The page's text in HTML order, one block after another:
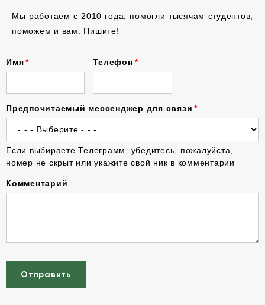
Мы работаем с 2010 года, помогли тысячам студентов,
поможем и вам. Пишите!
Имя Телефон
Предпочитаемый мессенджер для связи
Если выбираете Телеграмм, убедитесь, пожалуйста,
номер не скрыт или укажите свой ник в комментарии
Комментарий
Отправить